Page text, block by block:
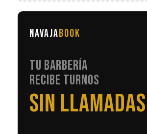
NAVAJABOOK
TU BARBERÍA
RECIBE TURNOS
EN AUTOMÁTICO